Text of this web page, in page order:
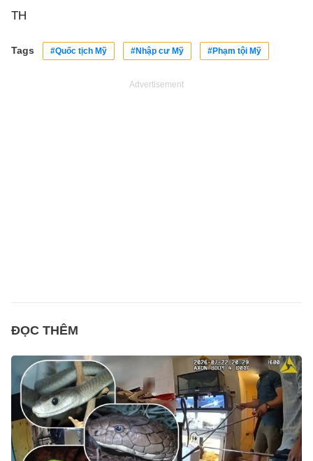
TH
Tags #Quốc tịch Mỹ #Nhập cư Mỹ #Phạm tội Mỹ
Advertisement
ĐỌC THÊM